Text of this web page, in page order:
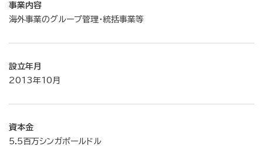
事業内容
海外事業のグループ管理・統括事業等
設立年月
2013年10月
資本金
5.5百万シンガポールドル